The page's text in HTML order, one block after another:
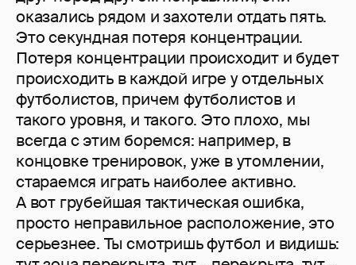
оказались рядом и захотели отдать пять.
Это секундная потеря концентрации.
Потеря концентрации происходит и будет
происходить в каждой игре у отдельных
футболистов, причем футболистов и
такого уровня, и такого. Это плохо, мы
всегда с этим боремся: например, в
концовке тренировок, уже в утомлении,
стараемся играть наиболее активно.
А вот грубейшая тактическая ошибка,
просто неправильное расположение, это
серьезнее. Ты смотришь футбол и видишь: